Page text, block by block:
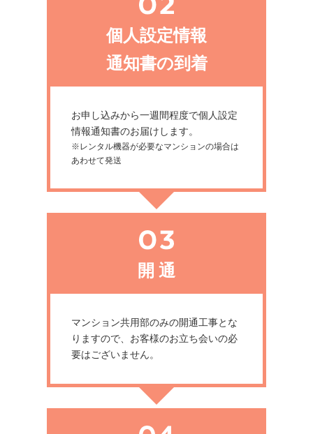
個人設定情報
通知書の到着
お申し込みから一週間程度で個人設定
情報通知書のお届けします。
※レンタル機器が必要なマンションの場合は
あわせて発送
開 通
マンション共用部のみの開通工事とな
りますので、お客様のお立ち会いの必
要はございません。